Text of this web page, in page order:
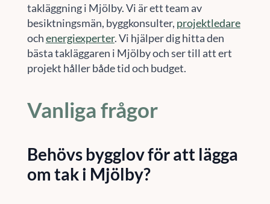
takläggning i Mjölby. Vi är ett team av
besiktningsmän, byggkonsulter, projektledare
ochenergiexperter. Vi hjälper dig hitta den
bästa takläggaren i Mjölby och ser till att ert
projekt håller både tid och budget.
Vanliga frågor
Behövs bygglov för att lägga
om tak i Mjölby?